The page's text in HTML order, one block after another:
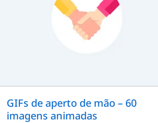
GIFs de aperto de mão – 60
imagens animadas